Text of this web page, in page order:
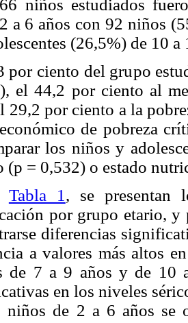
niños estudiados
a 6 años con 92 niños
(26,5%) de 10 a
por ciento del grupo
el 44,2 por ciento al
29,2 por ciento a la
de pobreza
los niños y
(p = 0,532) o estado
Tabla 1, se presentan
por grupo etario, y
diferencias
a valores más altos
de 7 a 9 años y de 10
en los niveles
niños de 2 a 6 años se